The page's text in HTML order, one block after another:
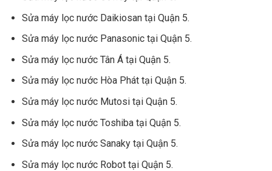
Sửa máy lọc nước Daikiosan tại Quận 5.
Sửa máy lọc nước Panasonic tại Quận 5.
Sửa máy lọc nước Tân Á tại Quận 5.
Sửa máy lọc nước Hòa Phát tại Quận 5.
Sửa máy lọc nước Mutosi tại Quận 5.
Sửa máy lọc nước Toshiba tại Quận 5.
Sửa máy lọc nước Sanaky tại Quận 5.
Sửa máy lọc nước Robot tại Quận 5.